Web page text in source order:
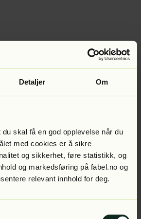
Detaljer Om
skal få en god opplevelse når du
med cookies er å sikre
og sikkerhet, føre statistikk, og
og markedsføring på fabel.no og
relevant innhold for deg.